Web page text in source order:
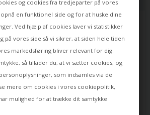
og cookies fra tredjeparter på vores
en funktionel side og for at huske dine
Ved hjælp af cookies laver vi statistikker
på vores side så vi sikrer, at siden hele tiden
markedsføring bliver relevant for dig.
så tillader du, at vi sætter cookies, og
som indsamles via de
mere om cookies i vores cookiepolitik,
mulighed for at trække dit samtykke